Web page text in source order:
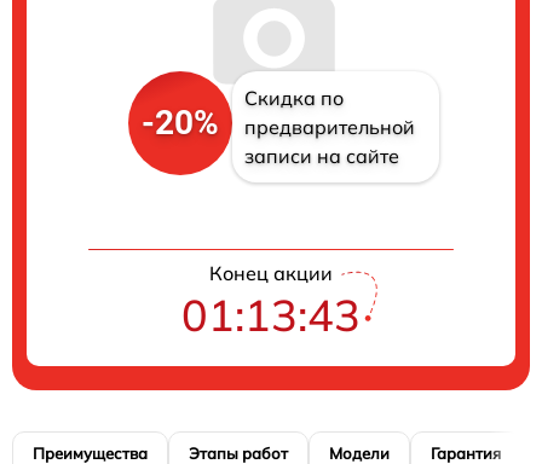
-20%
Скидка по
предварительной
записи на сайте
Конец акции
01:13:42
Преимущества Этапы работ Модели Гарантия